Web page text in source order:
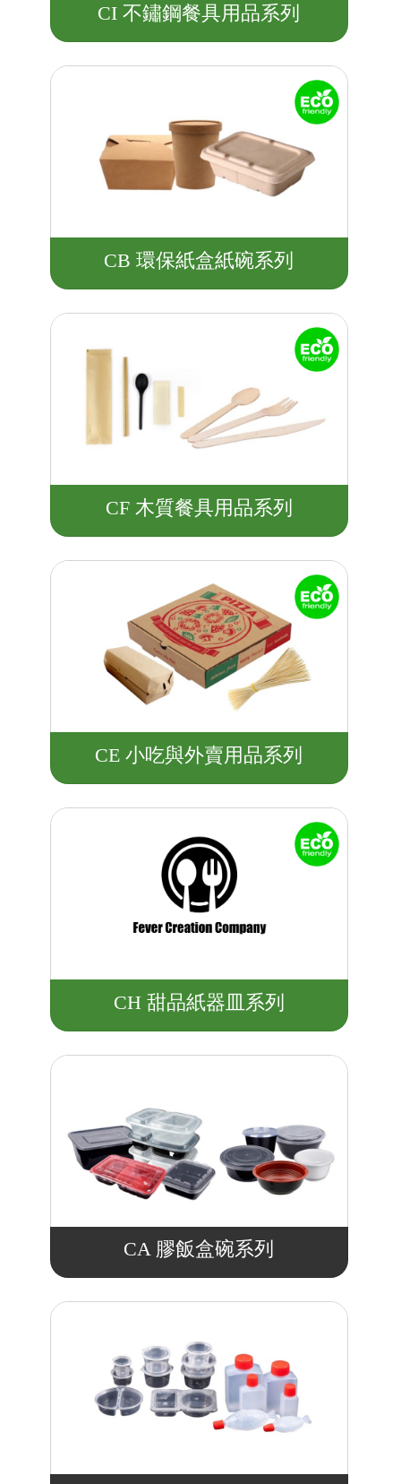
CI 不鏽鋼餐具用品系列
CB 環保紙盒紙碗系列
CF 木質餐具用品系列
CE 小吃與外賣用品系列
CH 甜品紙器皿系列
CA 膠飯盒碗系列